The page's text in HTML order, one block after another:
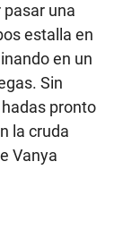
una
estalla en
en un
Sin
pronto
la cruda
Vanya